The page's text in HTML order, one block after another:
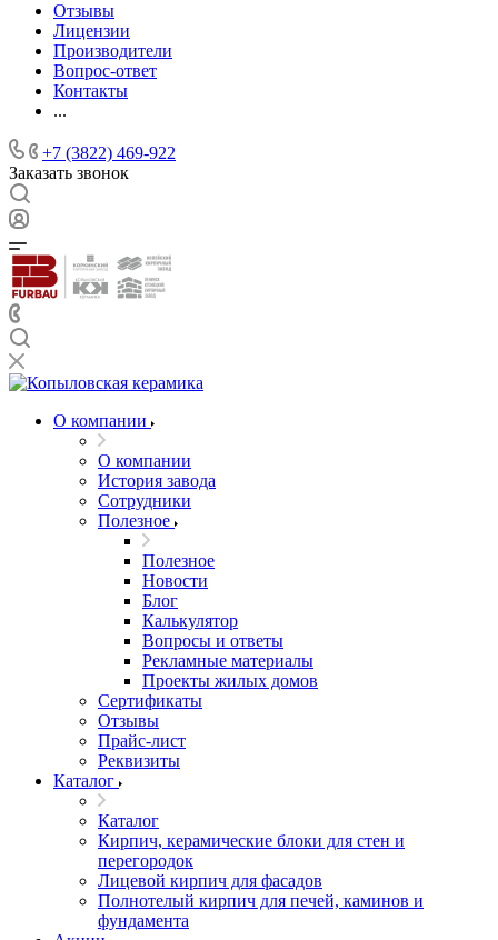
Отзывы
Лицензии
Производители
Вопрос-ответ
Контакты
...
+7 (3822) 469-922
Заказать звонок
О компании
О компании
История завода
Сотрудники
Полезное
Полезное
Новости
Блог
Калькулятор
Вопросы и ответы
Рекламные материалы
Проекты жилых домов
Сертификаты
Отзывы
Прайс-лист
Реквизиты
Каталог
Каталог
Кирпич, керамические блоки для стен и
перегородок
Лицевой кирпич для фасадов
Полнотелый кирпич для печей, каминов и
фундамента